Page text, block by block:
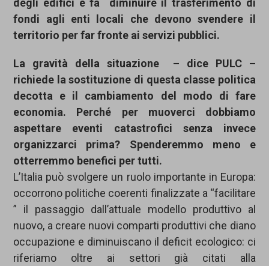
degli edifici e fa diminuire il trasferimento di
fondi agli enti locali che devono svendere il
territorio per far fronte ai servizi pubblici.
La gravità della situazione – dice PULC –
richiede la sostituzione di questa classe politica
decotta e il cambiamento del modo di fare
economia. Perché per muoverci dobbiamo
aspettare eventi catastrofici senza invece
organizzarci prima? Spenderemmo meno e
otterremmo benefici per tutti.
L’Italia può svolgere un ruolo importante in Europa:
occorrono politiche coerenti finalizzate a “facilitare
” il passaggio dall’attuale modello produttivo al
nuovo, a creare nuovi comparti produttivi che diano
occupazione e diminuiscano il deficit ecologico: ci
riferiamo oltre ai settori già citati alla